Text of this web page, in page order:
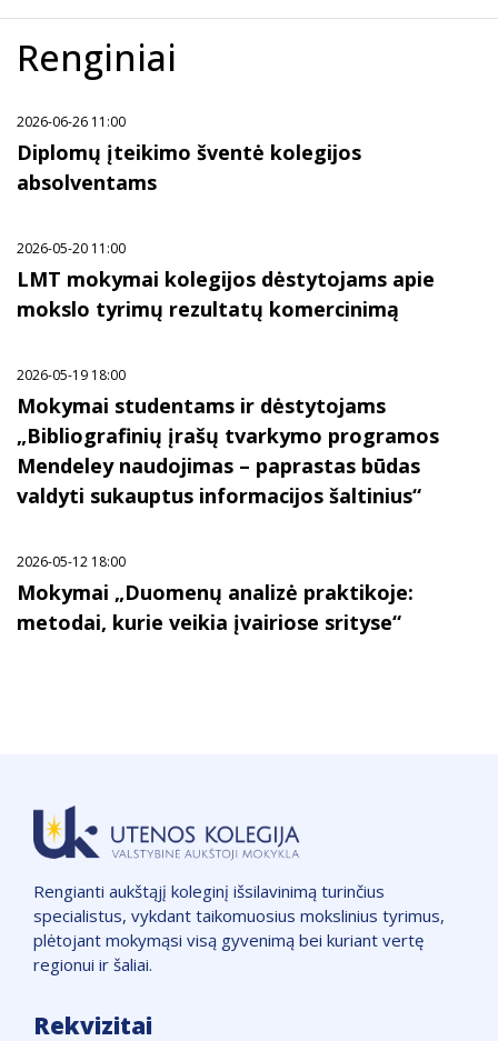
Renginiai
2026-06-26 11:00
Diplomų įteikimo šventė kolegijos
absolventams
2026-05-20 11:00
LMT mokymai kolegijos dėstytojams apie
mokslo tyrimų rezultatų komercinimą
2026-05-19 18:00
Mokymai studentams ir dėstytojams
„Bibliografinių įrašų tvarkymo programos
Mendeley naudojimas – paprastas būdas
valdyti sukauptus informacijos šaltinius“
2026-05-12 18:00
Mokymai „Duomenų analizė praktikoje:
metodai, kurie veikia įvairiose srityse“
Rengianti aukštąjį koleginį išsilavinimą turinčius
specialistus, vykdant taikomuosius mokslinius tyrimus,
plėtojant mokymąsi visą gyvenimą bei kuriant vertę
regionui ir šaliai.
Rekvizitai